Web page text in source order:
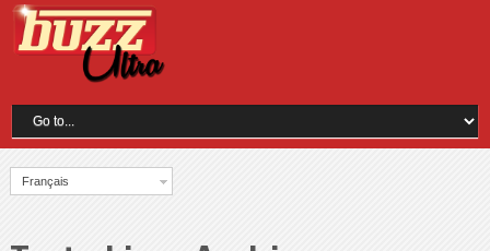
Français